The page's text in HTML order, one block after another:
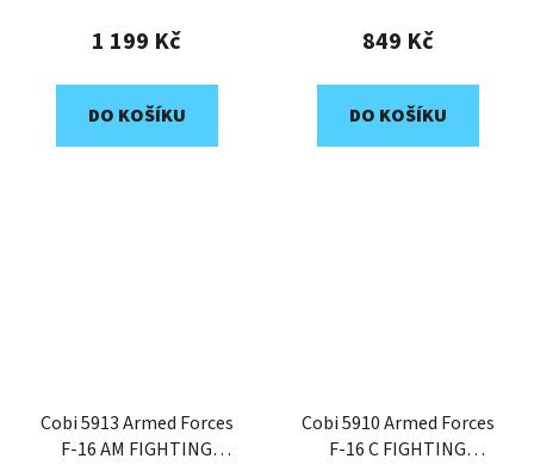
1 199 Kč
DO KOŠÍKU
849 Kč
DO KOŠÍKU
Cobi 5913 Armed Forces
F-16 AM FIGHTING
Cobi 5910 Armed Forces
F-16 C FIGHTING